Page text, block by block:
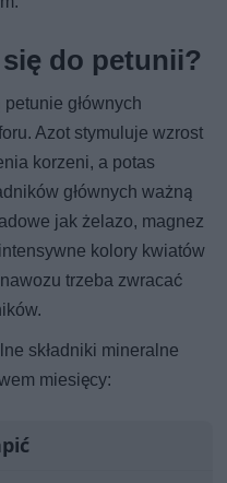
do petunii?
głównych
Azot stymuluje wzrost
korzeni, a potas
głównych ważną
jak żelazo, magnez
kolory kwiatów
trzeba zwracać
składniki mineralne
miesięcy: